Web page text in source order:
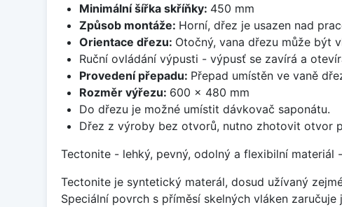
Minimální šířka skříňky: 450 mm
Způsob montáže: Horní, dřez je usazen nad
Orientace dřezu: Otočný, vana dřezu může být
Ruční ovládání výpusti - výpusť se zavírá a
Provedení přepadu: Přepad umístěn ve vaně
Rozměr výřezu: 600 x 480 mm
Do dřezu je možné umístit dávkovač saponátu.
Dřez z výroby bez otvorů, nutno zhotovit otvor
Tectonite - lehký, pevný, odolný a flexibilní materiál
Tectonite je syntetický materál, dosud užívaný
Speciální povrch s příměsí skelných vláken